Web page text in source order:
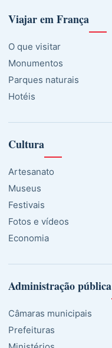
Viajar em França
O que visitar
Monumentos
Parques naturais
Hotéis
Cultura
Artesanato
Museus
Festivais
Fotos e vídeos
Economia
Administração pública
Câmaras municipais
Prefeituras